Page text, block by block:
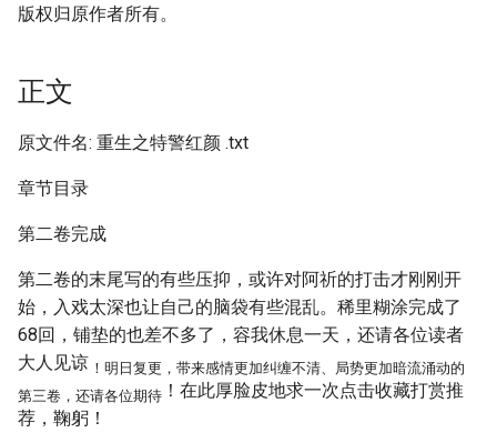
版权归原作者所有。
正文
原文件名: 重生之特警红颜 .txt
章节目录
第二卷完成
第二卷的末尾写的有些压抑，或许对阿祈的打击才刚刚开
始，入戏太深也让自己的脑袋有些混乱。稀里糊涂完成了
68回，铺垫的也差不多了，容我休息一天，还请各位读者
大人见谅 ！明日复更，带来感情更加纠缠不清、局势更加暗流涌动的
第三卷，还请各位期待 ！在此厚脸皮地求一次点击收藏打赏推
荐，鞠躬！